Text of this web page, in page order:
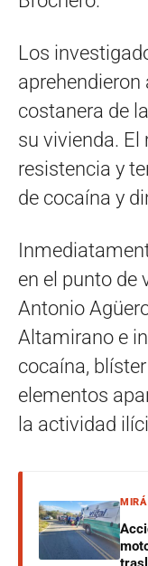
Los
costanera de
su vivienda.
resistencia y
de cocaína y
en el punto de
Antonio
Altamirano e
cocaína,
elementos
la actividad